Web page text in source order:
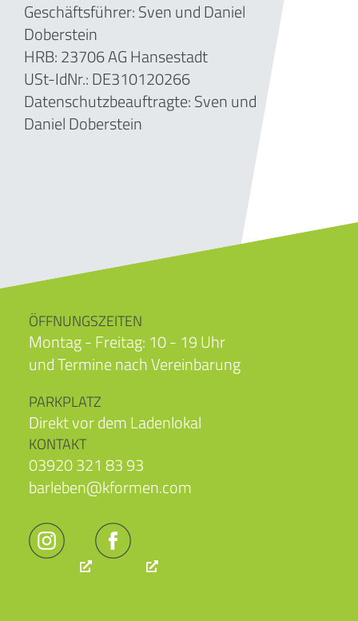
Geschäftsführer: Sven und Daniel
Doberstein
HRB: 23706 AG Hansestadt
USt-IdNr.: DE310120266
Datenschutzbeauftragte: Sven und
Daniel Doberstein
ÖFFNUNGSZEITEN
Montag - Freitag: 10 - 19 Uhr
und Termine nach Vereinbarung
PARKPLATZ
Direkt vor dem Ladenlokal
KONTAKT
03920 321 83 93
barleben@kformen.com